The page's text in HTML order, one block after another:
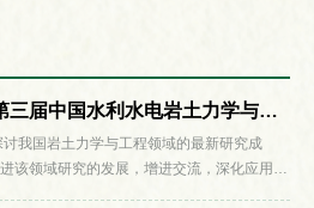
关于召开第三届中国水利水电岩土力学与工程学术讨论会的通知
国岩土力学与工程领域的最新研究成
该领域研究的发展，增进交流，深化应用工